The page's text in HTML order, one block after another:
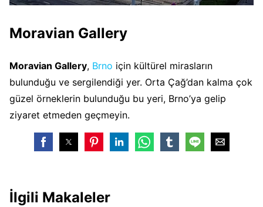
Moravian Gallery
Moravian Gallery, Brno için kültürel mirasların
bulunduğu ve sergilendiği yer. Orta Çağ’dan kalma çok
güzel örneklerin bulunduğu bu yeri, Brno’ya gelip
ziyaret etmeden geçmeyin.
İlgili Makaleler